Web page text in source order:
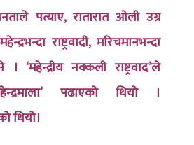
पत्याए, रातारात ओली उग्र
राष्ट्रवादी, मरिचमानभन्दा
। ‘महेन्द्रीय नक्कली राष्ट्रवाद’ले
पढाएको थियो ।
थियो।